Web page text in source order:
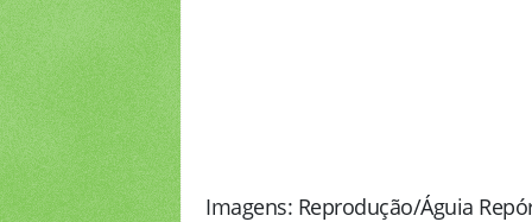
Imagens: Reprodução/Águia